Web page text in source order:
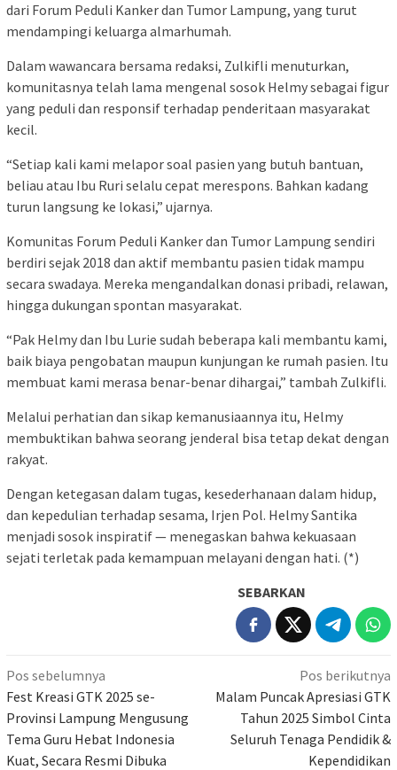
dari Forum Peduli Kanker dan Tumor Lampung, yang turut
mendampingi keluarga almarhumah.
Dalam wawancara bersama redaksi, Zulkifli menuturkan,
komunitasnya telah lama mengenal sosok Helmy sebagai figur
yang peduli dan responsif terhadap penderitaan masyarakat
kecil.
“Setiap kali kami melapor soal pasien yang butuh bantuan,
beliau atau Ibu Ruri selalu cepat merespons. Bahkan kadang
turun langsung ke lokasi,” ujarnya.
Komunitas Forum Peduli Kanker dan Tumor Lampung sendiri
berdiri sejak 2018 dan aktif membantu pasien tidak mampu
secara swadaya. Mereka mengandalkan donasi pribadi, relawan,
hingga dukungan spontan masyarakat.
“Pak Helmy dan Ibu Lurie sudah beberapa kali membantu kami,
baik biaya pengobatan maupun kunjungan ke rumah pasien. Itu
membuat kami merasa benar-benar dihargai,” tambah Zulkifli.
Melalui perhatian dan sikap kemanusiaannya itu, Helmy
membuktikan bahwa seorang jenderal bisa tetap dekat dengan
rakyat.
Dengan ketegasan dalam tugas, kesederhanaan dalam hidup,
dan kepedulian terhadap sesama, Irjen Pol. Helmy Santika
menjadi sosok inspiratif — menegaskan bahwa kekuasaan
sejati terletak pada kemampuan melayani dengan hati. (*)
SEBARKAN
Navigasi
pos
Pos sebelumnya
Fest Kreasi GTK 2025 se-
Provinsi Lampung Mengusung
Tema Guru Hebat Indonesia
Kuat, Secara Resmi Dibuka
Pos berikutnya
Malam Puncak Apresiasi GTK
Tahun 2025 Simbol Cinta
Seluruh Tenaga Pendidik &
Kependidikan